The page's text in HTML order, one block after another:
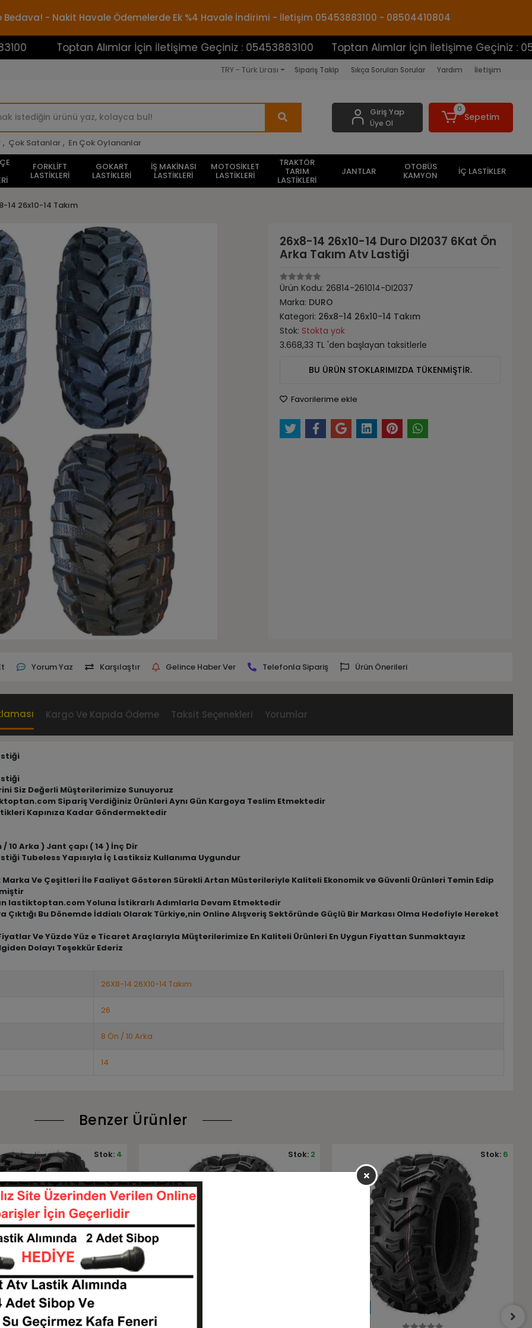
Bedava! - Nakit Havale Ödemelerde Ek %4 Havale İndirimi - İletişim 05453883100 - 08504410804
Toptan Alımlar İçin İletişime Geçiniz : 05453883100 Toptan Alımlar İçin İletişime Geçiniz :
TRY - Türk Lirası Sipariş Takip Sıkça Sorulan Sorular Yardım İletişim
, Çok Satanlar , En Çok Oylananlar
Giriş Yap
Üye Ol
0
Sepetim
FORKLİFT
LASTİKLERİ
GOKART
LASTİKLERİ
İŞ MAKİNASI
LASTİKLERİ
MOTOSİKLET
LASTİKLERİ
TRAKTÖR
TARIM
LASTİKLERİ
JANTLAR OTOBÜS
KAMYON İÇ LASTİKLER
14 26x10-14 Takım
26x8-14 26x10-14 Duro DI2037 6Kat Ön
Arka Takım Atv Lastiği
Ürün Kodu:26814-261014-DI2037
Marka: DURO
Kategori: 26x8-14 26x10-14 Takım
Stok: Stokta yok
3.668,33 TL 'den başlayan taksitlerle
BU ÜRÜN STOKLARIMIZDA TÜKENMİŞTİR.
Favorilerime ekle
Yorum Yaz Karşılaştır Gelince Haber Ver Telefonla Sipariş Ürün Önerileri
Kargo Ve Kapıda Ödeme Taksit Seçenekleri Yorumlar
Siz Değerli Müşterilerimize Sunuyoruz
Sipariş Verdiğiniz Ürünleri Aynı Gün Kargoya Teslim Etmektedir
Kapınıza Kadar Göndermektedir
10 Arka ) Jant çapı ( 14 ) İnç Dir
Tubeless Yapısıyla İç Lastiksiz Kullanıma Uygundur
Ve Çeşitleri İle Faaliyet Gösteren Sürekli Artan Müsterileriyle Kaliteli Ekonomik ve Güvenli Ürünleri Temin Edip
lastiktoptan.com Yoluna İstikrarlı Adımlarla Devam Etmektedir
Bu Dönemde İddialı Olarak Türkiye,nin Online Alışveriş Sektöründe Güçlü Bir Markası Olma Hedefiyle Hereket
Ve Yüzde Yüz e Ticaret Araçlarıyla Müşterilerimize En Kaliteli Ürünleri En Uygun Fiyattan Sunmaktayız
Dolayı Teşekkür Ederiz
26X8-14 26X10-14 Takım
26
8 Ön / 10 Arka
14
Benzer Ürünler
Stok:2 Stok: 6 Stok: 2